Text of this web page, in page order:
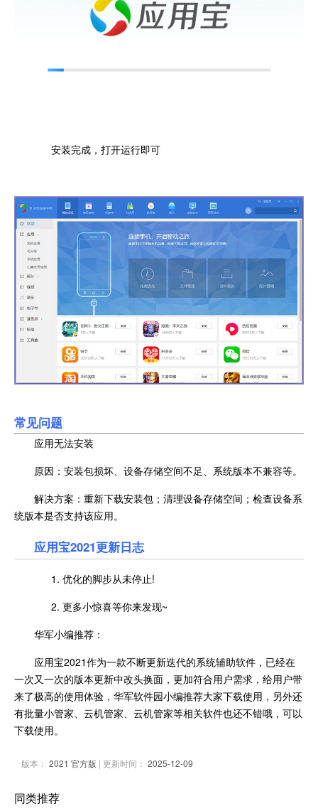
安装完成，打开运行即可
常见问题
应用无法安装
原因：安装包损坏、设备存储空间不足、系统版本不兼容等。
解决方案：重新下载安装包；清理设备存储空间；检查设备系
统版本是否支持该应用。
应用宝2021更新日志
1. 优化的脚步从未停止!
2. 更多小惊喜等你来发现~
华军小编推荐：
应用宝2021作为一款不断更新迭代的系统辅助软件，已经在
一次又一次的版本更新中改头换面，更加符合用户需求，给用户带
来了极高的使用体验，华军软件园小编推荐大家下载使用，另外还
有批量小管家、云机管家、云机管家等相关软件也还不错哦，可以
下载使用。
版本： 2021 官方版 | 更新时间： 2025-12-09
同类推荐